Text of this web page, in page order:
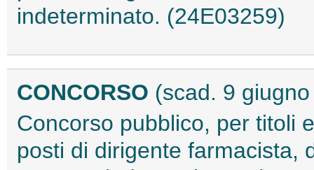
indeterminato. (24E03259)
CONCORSO (scad. 9
Concorso pubblico, per titoli
posti di dirigente farmacista,